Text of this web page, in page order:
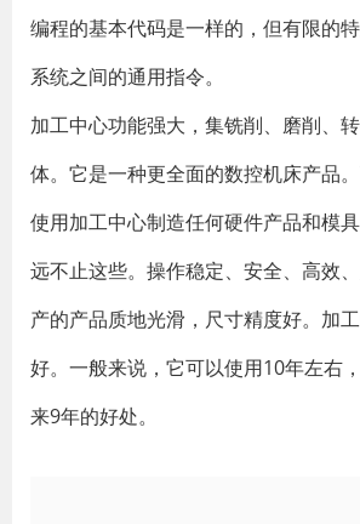
编程的基本代码是一样的，但有限的
系统之间的通用指令。
加工中心功能强大，集铣削、磨削、
体。它是一种更全面的数控机床产品
使用加工中心制造任何硬件产品和模
远不止这些。操作稳定、安全、高效
产的产品质地光滑，尺寸精度好。加
好。一般来说，它可以使用10年左右
来9年的好处。